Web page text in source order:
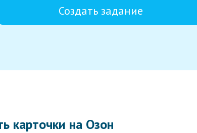
Создать задание
карточки на Озон